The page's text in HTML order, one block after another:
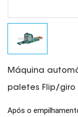
Máquina
paletes FIip/giro
Após o